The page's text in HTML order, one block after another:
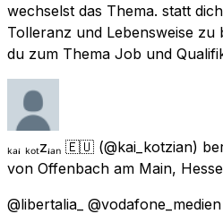
wechselst das Thema. statt
Tolleranz und Lebensweise zu
du zum Thema Job und
ₖₐᵢ ₖₒₜzᵢₐₙ 🇪🇺 (@kai_kotzian)
von Offenbach am Main, Hesse
@libertalia_